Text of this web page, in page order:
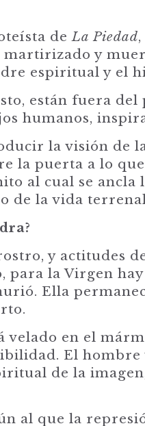
deLa Piedad
y
espiritual y el
están fuera
humanos,
la visión de
la puerta a lo
al cual se
de la vida
y actitudes
para la Virgen
Ella
velado en el
El
de la
al que la